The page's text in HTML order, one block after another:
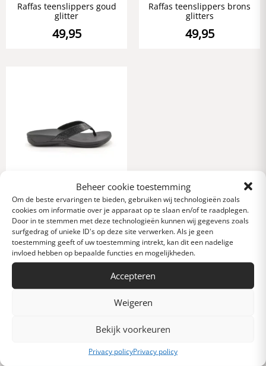
Beheer cookie toestemming
Om de beste ervaringen te bieden, gebruiken wij technologieën zoals
cookies om informatie over je apparaat op te slaan en/of te raadplegen.
Door in te stemmen met deze technologieën kunnen wij gegevens zoals
surfgedrag of unieke ID's op deze site verwerken. Als je geen
toestemming geeft of uw toestemming intrekt, kan dit een nadelige
invloed hebben op bepaalde functies en mogelijkheden.
Accepteren
Weigeren
Bekijk voorkeuren
Privacy policyPrivacy policy
Raffas teenslippers goud
glitter
49,95
Raffas teenslippers brons
glitters
49,95
Raffas teenslippers zwart
print
49,95
Mis niets met
onze nieuwsbrief